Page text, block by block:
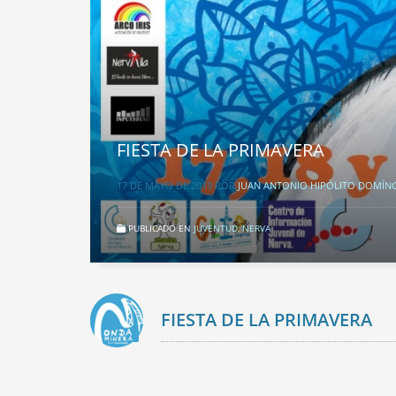
FIESTA DE LA PRIMAVERA
17 DE MAYO DE 2019 PORJUAN ANTONIO HIPÓLITO
PUBLICADO EN JUVENTUD,NERVA
FIESTA DE LA PRIMAVERA